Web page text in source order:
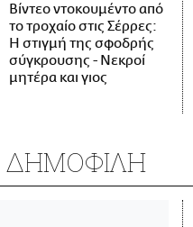
Βίντεο ντοκουμέντο από
το τροχαίο στις Σέρρες:
Η στιγμή της σφοδρής
σύγκρουσης - Νεκροί
μητέρα και γιος
ΔΗΜΟΦΙΛΗ